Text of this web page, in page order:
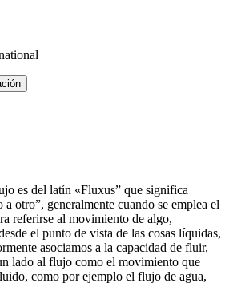
es del latín «Fluxus” que significa
otro”, generalmente cuando se emplea el
referirse al movimiento de algo,
el punto de vista de las cosas líquidas,
asociamos a la capacidad de fluir,
lado al flujo como el movimiento que
como por ejemplo el flujo de agua,